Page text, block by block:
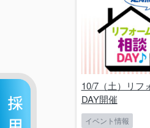
10/7（土）リフ
DAY開催
イベント情報